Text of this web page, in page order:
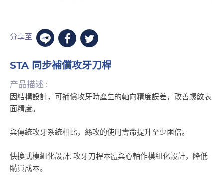
分享至
STA 同步補償攻牙刀桿
产品描述 :
因結構設計，可補償攻牙時產生的軸向精度誤差，改善螺紋表
面精度。
與傳統攻牙系統相比，絲攻的使用壽命提升至少兩倍。
快換式模組化設計: 攻牙刀桿本體與心軸作模組化設計，降低
購買成本。